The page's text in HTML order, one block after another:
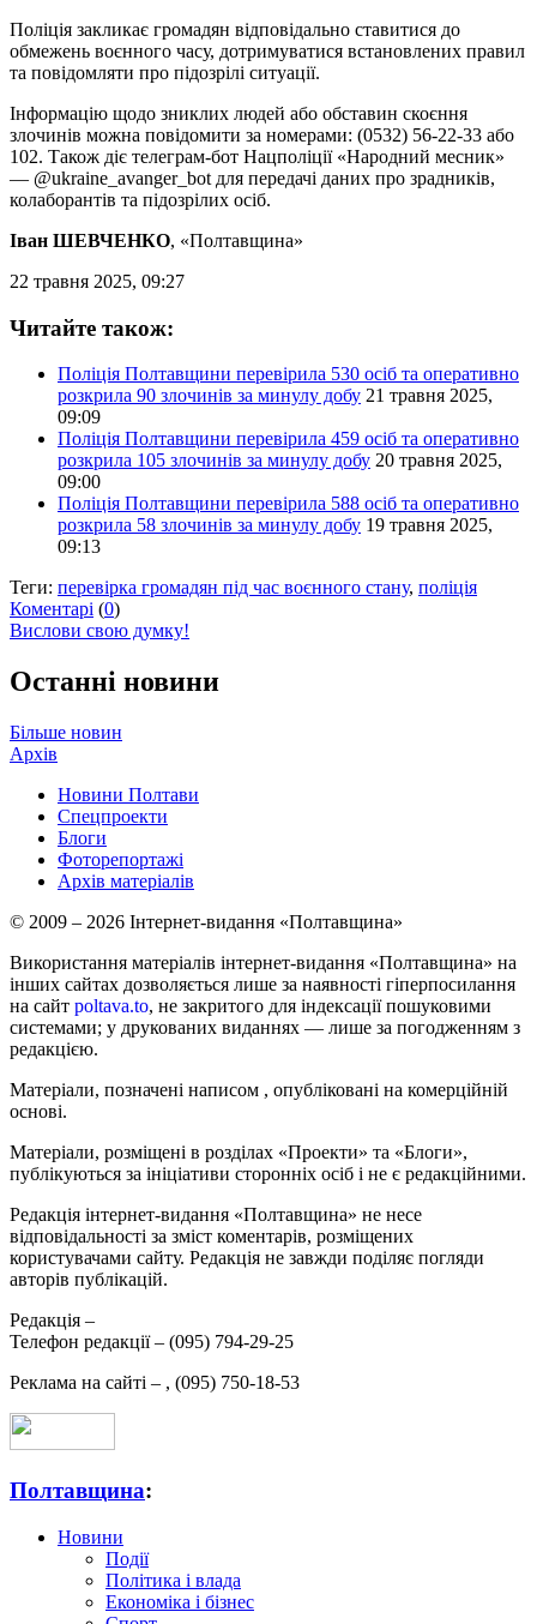
Поліція закликає громадян відповідально ставитися до
обмежень воєнного часу, дотримуватися встановлених правил
та повідомляти про підозрілі ситуації.
Інформацію щодо зниклих людей або обставин скоєння
злочинів можна повідомити за номерами: (0532) 56-22-33 або
102. Також діє телеграм-бот Нацполіції «Народний месник»
— @ukraine_avanger_bot для передачі даних про зрадників,
колаборантів та підозрілих осіб.
Іван ШЕВЧЕНКО, «Полтавщина»
22 травня 2025, 09:27
Читайте також:
Поліція Полтавщини перевірила 530 осіб та оперативно
розкрила 90 злочинів за минулу добу 21 травня 2025,
09:09
Поліція Полтавщини перевірила 459 осіб та оперативно
розкрила 105 злочинів за минулу добу 20 травня 2025,
09:00
Поліція Полтавщини перевірила 588 осіб та оперативно
розкрила 58 злочинів за минулу добу 19 травня 2025,
09:13
Теги: перевірка громадян під час воєнного стану, поліція
Коментарі (0)
Вислови свою думку!
Останні новини
Більше новин
Архів
Новини Полтави
Спецпроекти
Блоги
Фоторепортажі
Архів матеріалів
© 2009 – 2026 Інтернет-видання «Полтавщина»
Використання матеріалів інтернет-видання «Полтавщина» на
інших сайтах дозволяється лише за наявності гіперпосилання
на сайт poltava.to, не закритого для індексації пошуковими
системами; у друкованих виданнях — лише за погодженням з
редакцією.
Матеріали, позначені написом , опубліковані на комерційній
основі.
Матеріали, розміщені в розділах «Проекти» та «Блоги»,
публікуються за ініціативи сторонніх осіб і не є редакційними.
Редакція інтернет-видання «Полтавщина» не несе
відповідальності за зміст коментарів, розміщених
користувачами сайту. Редакція не завжди поділяє погляди
авторів публікацій.
Редакція –
Телефон редакції – (095) 794-29-25
Реклама на сайті – , (095) 750-18-53
Полтавщина:
Новини
Події
Політика і влада
Економіка і бізнес